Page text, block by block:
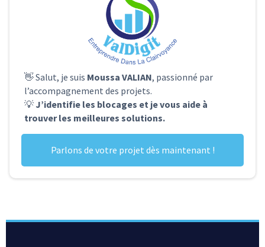
👋 Salut, je suis Moussa VALIAN, passionné par
l’accompagnement des projets.
💡 J’identifie les blocages et je vous aide à
trouver les meilleures solutions.
Parlons de votre projet dès maintenant !